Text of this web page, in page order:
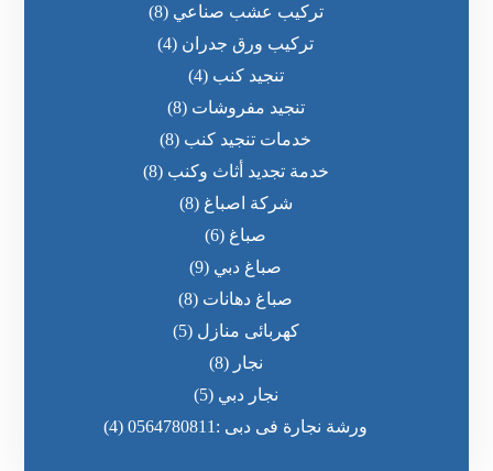
تركيب عشب صناعي (8)
تركيب ورق جدران (4)
تنجيد كنب (4)
تنجيد مفروشات (8)
خدمات تنجيد كنب (8)
خدمة تجديد أثاث وكنب (8)
شركة اصباغ (8)
صباغ (6)
صباغ دبي (9)
صباغ دهانات (8)
كهربائى منازل (5)
نجار (8)
نجار دبي (5)
ورشة نجارة فى دبى :0564780811
(4)